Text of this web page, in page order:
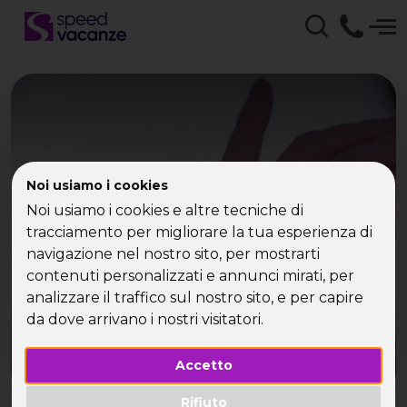
Noi usiamo i cookies
Noi usiamo i cookies e altre tecniche di
tracciamento per migliorare la tua esperienza di
navigazione nel nostro sito, per mostrarti
contenuti personalizzati e annunci mirati, per
analizzare il traffico sul nostro sito, e per capire
da dove arrivano i nostri visitatori.
Accetto
Rifiuto
Sindrome da rientro